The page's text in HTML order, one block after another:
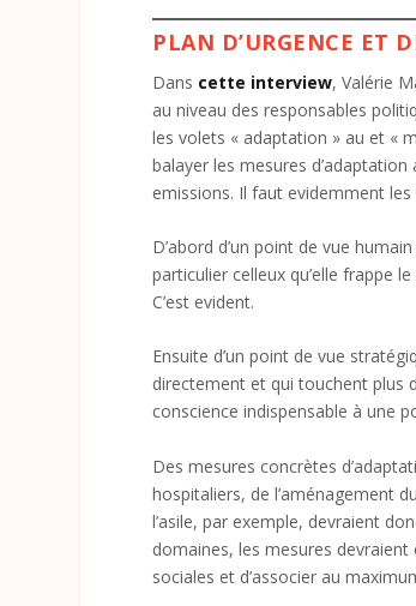
PLAN D’URGENCE ET
Dans cette interview, Valérie
au niveau des responsables
les volets « adaptation » au et «
balayer les mesures
emissions. Il faut evidemment
D’abord d’un point de vue
particulier celleux qu’elle frappe
C’est evident.
Ensuite d’un point de vue
directement et qui touchent plus
conscience indispensable à une
Des mesures concrètes
hospitaliers, de l’aménagement
l’asile, par exemple, devraient
domaines, les mesures
sociales et d’associer au